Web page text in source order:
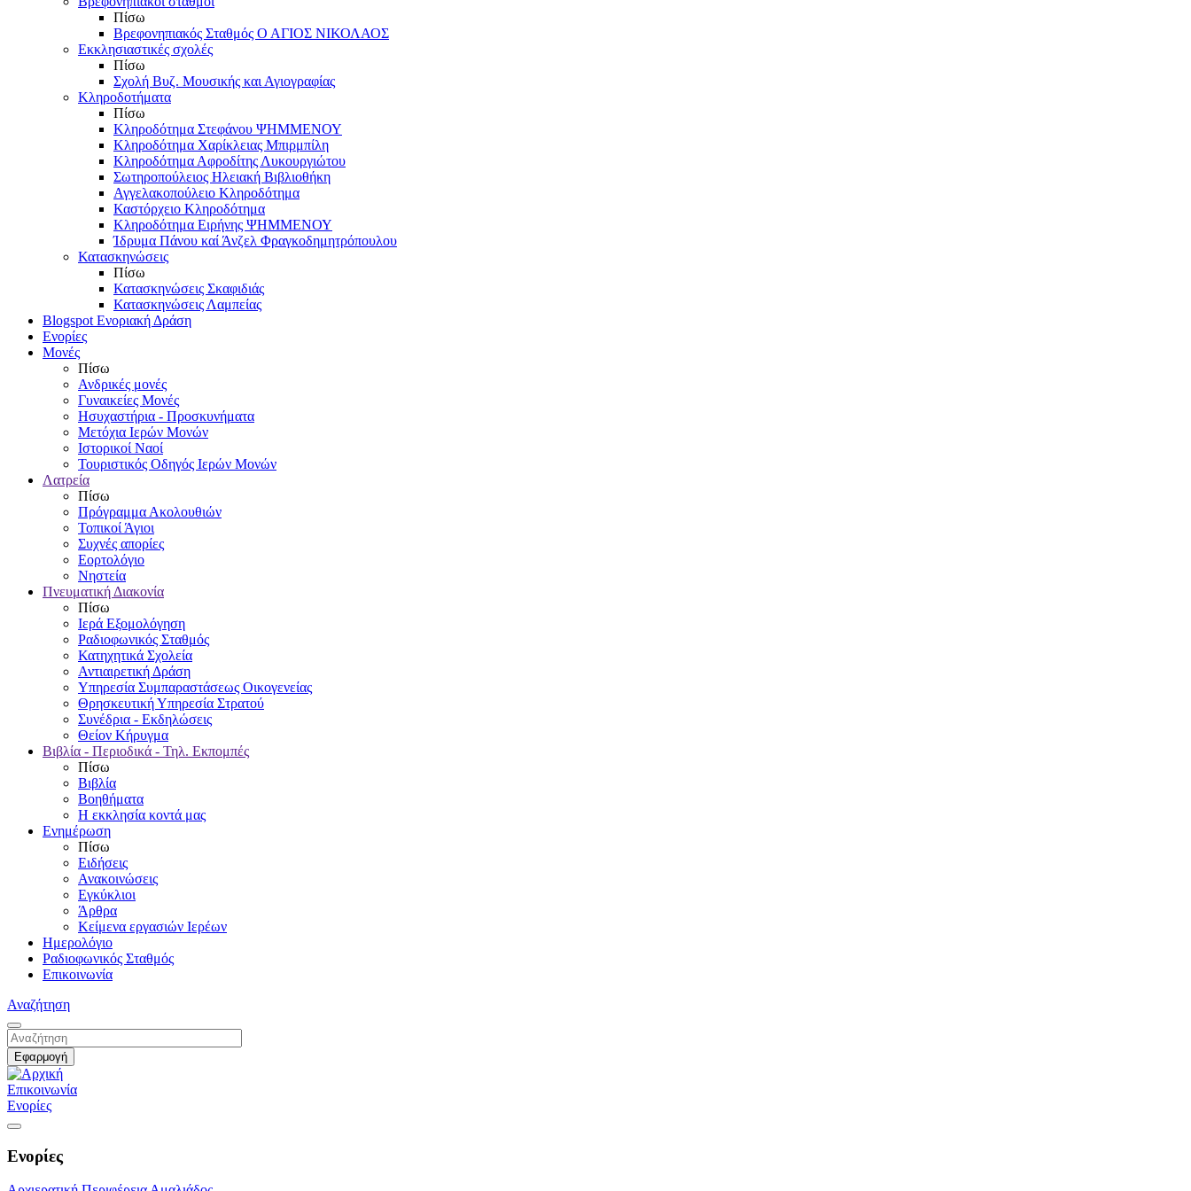
Πίσω
Βρεφονηπιακός Σταθμός Ο ΑΓΙΟΣ ΝΙΚΟΛΑΟΣ
Εκκλησιαστικές σχολές
Πίσω
Σχολή Βυζ. Μουσικής και Αγιογραφίας
Κληροδοτήματα
Πίσω
Κληροδότημα Στεφάνου ΨΗΜΜΕΝΟΥ
Κληροδότημα Χαρίκλειας Μπιρμπίλη
Κληροδότημα Αφροδίτης Λυκουργιώτου
Σωτηροπούλειος Ηλειακή Βιβλιοθήκη
Αγγελακοπούλειο Κληροδότημα
Καστόρχειο Κληροδότημα
Κληροδότημα Ειρήνης ΨΗΜΜΕΝΟΥ
Ίδρυμα Πάνου καί Άνζελ Φραγκοδημητρόπουλου
Κατασκηνώσεις
Πίσω
Κατασκηνώσεις Σκαφιδιάς
Κατασκηνώσεις Λαμπείας
Blogspot Ενοριακή Δράση
Ενορίες
Μονές
Πίσω
Ανδρικές μονές
Γυναικείες Μονές
Ησυχαστήρια - Προσκυνήματα
Μετόχια Ιερών Μονών
Ιστορικοί Ναοί
Τουριστικός Οδηγός Ιερών Μονών
Λατρεία
Πίσω
Πρόγραμμα Ακολουθιών
Τοπικοί Άγιοι
Συχνές απορίες
Εορτολόγιο
Νηστεία
Πνευματική Διακονία
Πίσω
Ιερά Εξομολόγηση
Ραδιοφωνικός Σταθμός
Κατηχητικά Σχολεία
Αντιαιρετική Δράση
Υπηρεσία Συμπαραστάσεως Οικογενείας
Θρησκευτική Υπηρεσία Στρατού
Συνέδρια - Εκδηλώσεις
Θείον Κήρυγμα
Βιβλία - Περιοδικά - Τηλ. Εκπομπές
Πίσω
Βιβλία
Βοηθήματα
Η εκκλησία κοντά μας
Ενημέρωση
Πίσω
Ειδήσεις
Ανακοινώσεις
Εγκύκλιοι
Άρθρα
Κείμενα εργασιών Ιερέων
Ημερολόγιο
Ραδιοφωνικός Σταθμός
Επικοινωνία
Αναζήτηση
Επικοινωνία
Ενορίες
Ενορίες